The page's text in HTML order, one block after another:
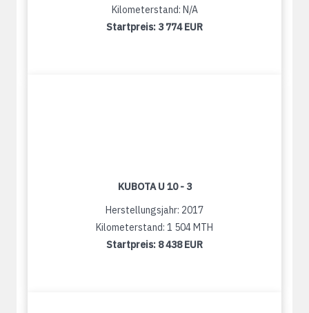
Kilometerstand: N/A
Startpreis: 3 774 EUR
KUBOTA U 10 - 3
Herstellungsjahr: 2017
Kilometerstand: 1 504 MTH
Startpreis: 8 438 EUR